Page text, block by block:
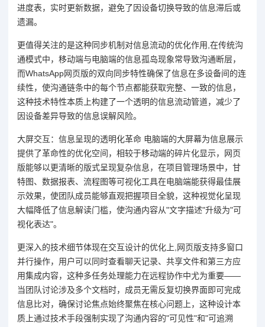
进度表，实时更新数据，避免了因设备切换导致的信息滞后或
遗漏。
更值得关注的是这种同步机制对信息流动的优化作用,在传统沟
通模式中，移动端与电脑端的信息孤岛现象常导致沟通断层，
而WhatsApp网页版的双向同步特性确保了信息在多设备间的连
续性，使沟通链条中的每个节点都能获取完整、一致的信息，
这种技术特性本质上构建了一个透明的信息流动管道，减少了
因设备差异导致的信息误解风险。
大屏交互：信息呈现的透明化革命 电脑端的大屏幕为信息展示
提供了革命性的优化空间，相较于移动端的碎片化显示，网页
版能够以更清晰的版式呈现复杂信息，在项目管理场景中，甘
特图、数据报表、流程图等可视化工具在电脑端能获得最佳展
示效果，使团队成员能够直观把握项目全貌，这种视觉化呈现
大幅降低了信息解读门槛，使沟通内容从"文字描述"升级为"可
视化表达"。
更深入的技术细节体现在交互设计的优化上,网页版支持多窗口
并行操作，用户可以同时查看聊天记录、共享文件和第三方应
用集成内容，这种多任务处理能力在远程协作中尤为重要——
当团队讨论涉及多个文档时，成员无需反复切换界面即可完成
信息比对，确保讨论焦点始终聚焦在核心问题上，这种设计本
质上通过技术手段强制实现了沟通内容的"可见性"和"可追溯